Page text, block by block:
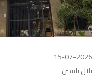
15-07-2026
بلال ياسين